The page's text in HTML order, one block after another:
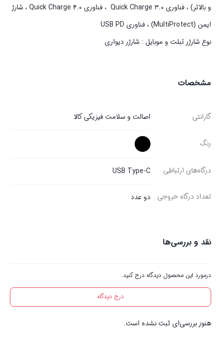
و بالاتر) ، فناوری Quick Charge ۳.۰ ، فناوری Quick Charge ۴.۰ ، شارژ
ایمن (MultiProtect) ، فناوری USB PD
نوع شارژر تبلت و موبایل : شارژر دیواری
مشخصات
گارانتی اصالت و سلامت فیزیکی کالا
رنگ
درگاه‌های ارتباطی USB Type-C
تعداد درگاه خروجی دو عدد
نقد و بررسی‌ها
درمورد این محصول دیدگاه درج کنید.
درج دیدگاه
هنوز بررسی‌ای ثبت نشده است.